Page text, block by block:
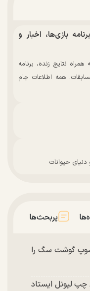
| نتایج، برنامه بازی‌ها، اخبار و
جدول کامل جام جهانی 2026 به همراه نتایج زنده، برنامه
همه اطلاعات جام
حیوانات
پربحث‌ها
سوپ گوشت سگ را
لیونل ایستاد